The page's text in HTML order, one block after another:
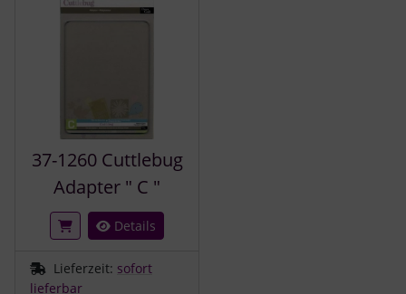
37-1260 Cuttlebug
Adapter " C "
Details
Lieferzeit: sofort
lieferbar